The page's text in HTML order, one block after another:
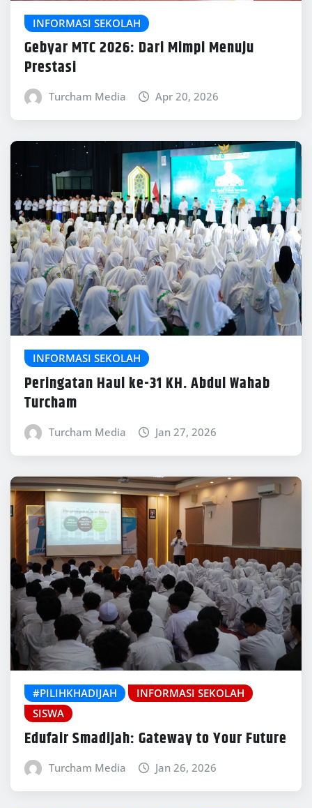
INFORMASI SEKOLAH
Gebyar MTC 2026: Dari Mimpi Menuju
Prestasi
Turcham Media Apr 20, 2026
INFORMASI SEKOLAH
Peringatan Haul ke-31 KH. Abdul Wahab
Turcham
Turcham Media Jan 27, 2026
#PILIHKHADIJAH
INFORMASI SEKOLAH
SISWA
Edufair Smadijah: Gateway to Your Future
Turcham Media Jan 26, 2026